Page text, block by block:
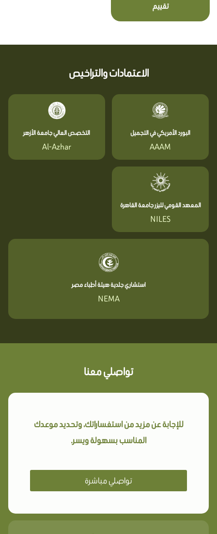
تقييم
الاعتمادات والتراخيص
البورد الأمريكي في التجميل
AAAM
التخصص العالي جامعة الأزهر
Al-Azhar
المعهد القومي لليزر جامعة القاهرة
NILES
استشاري جلدية هيئة أطباء مصر
NEMA
تواصلي معنا
للإجابة عن مزيد من استفساراتك، وتحديد موعدك
المناسب بسهولة ويسر.
تواصلي مباشرة